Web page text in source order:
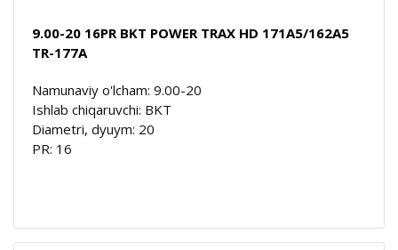
9.00-20 16PR BKT POWER TRAX HD 171A5/162A5
TR-177A
Namunaviy o'lcham: 9.00-20
Ishlab chiqaruvchi: BKT
Diametri, dyuym: 20
PR: 16